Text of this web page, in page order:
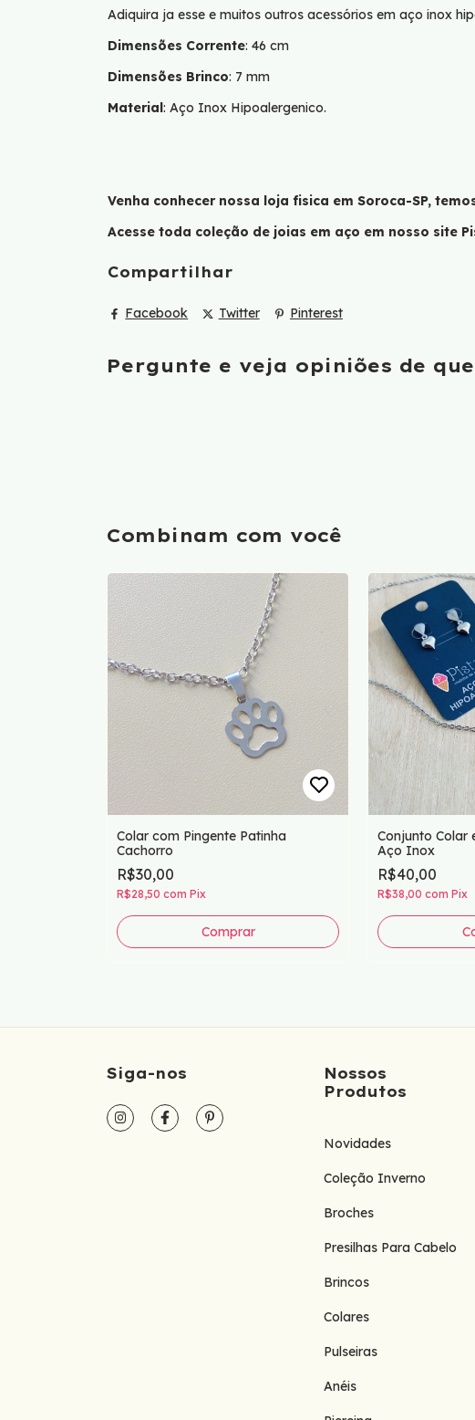
Adiquira ja esse e muitos outros acessórios em aço inox
Dimensões Corrente: 46 cm
Dimensões Brinco: 7 mm
Material: Aço Inox Hipoalergenico.
Venha conhecer nossa loja fisica em Soroca-SP,
Acesse toda coleção de joias em aço em nosso site
Compartilhar
Facebook Twitter Pinterest
Pergunte e veja opiniões de
Combinam com você
Colar com Pingente Patinha
Cachorro
R$30,00
R$28,50 com Pix
Conjunto Colar
Aço Inox
R$40,00
R$38,00com Pix
Siga-nos
Nossos
Produtos
Novidades
Coleção Inverno
Broches
Presilhas Para Cabelo
Brincos
Colares
Pulseiras
Anéis